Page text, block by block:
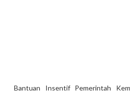
Bantuan Insentif Pemerintah